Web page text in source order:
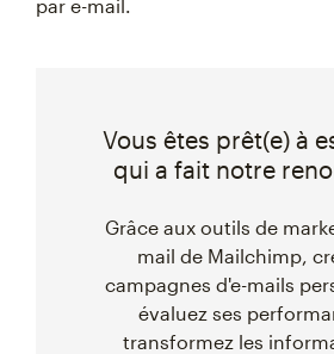
par e-mail.
Vous êtes prêt(e) à
qui a fait notre
Grâce aux outils de
mail de Mailchimp,
campagnes d'e-mails
évaluez ses
transformez les